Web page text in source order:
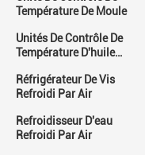
Température De Moule
Unités De Contrôle De
Température D'huile
Réfrigérateur De Vis
Refroidi Par Air
Refroidisseur D'eau
Refroidi Par Air